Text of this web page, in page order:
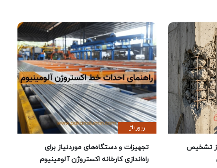
تشخیص
رپورتاژ
تجهیزات و دستگاه‌های موردنیاز برای
راه‌اندازی کارخانه اکستروژن آلومینیوم